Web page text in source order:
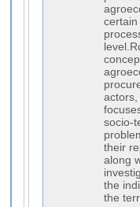
certain
socio-
their
along
the
the